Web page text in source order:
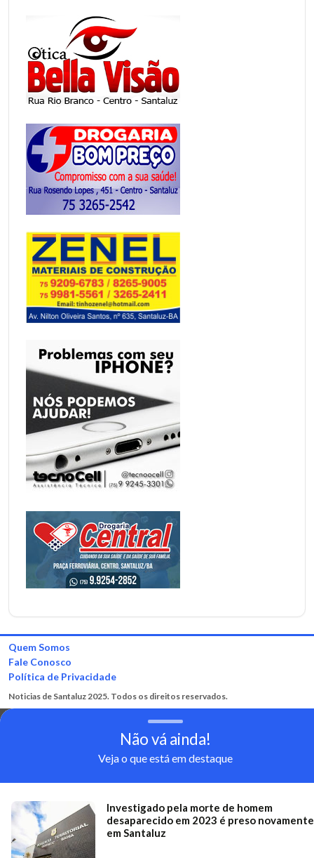
Quem Somos
Fale Conosco
Política de Privacidade
Noticias de Santaluz 2025. Todos os direitos reservados.
Não vá ainda!
Veja o que está em destaque
Investigado pela morte de homem
desaparecido em 2023 é preso novamente
em Santaluz